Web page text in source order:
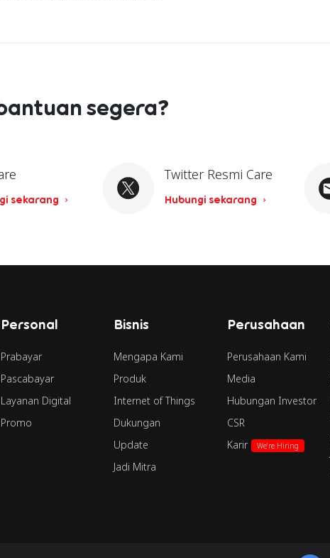
segera?
sekarang
Twitter Resmi Care
Hubungi sekarang
Personal
Prabayar
Pascabayar
Layanan Digital
Promo
Bisnis
Mengapa Kami
Produk
Internet of Things
Dukungan
Update
Jadi Mitra
Perusahaan
Perusahaan Kami
Media
Hubungan Investor
CSR
Karir
We're Hiring